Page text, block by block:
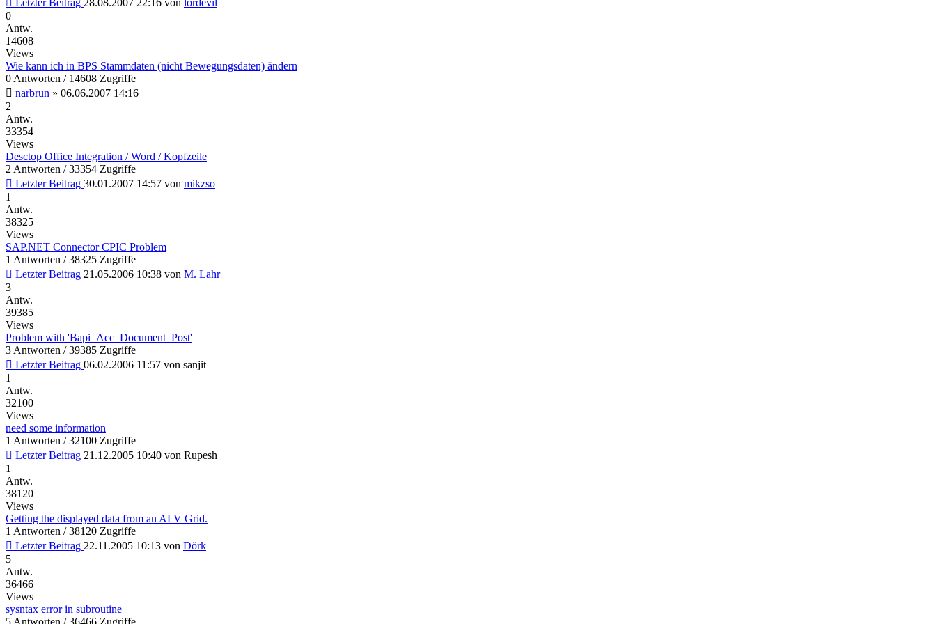
0
Antw.
14608
Views
Wie kann ich in BPS Stammdaten (nicht Bewegungsdaten) ändern
0 Antworten / 14608 Zugriffe
narbrun » 06.06.2007 14:16
2
Antw.
33354
Views
Desctop Office Integration / Word / Kopfzeile
2 Antworten / 33354 Zugriffe
Letzter Beitrag 30.01.2007 14:57 von mikzso
1
Antw.
38325
Views
SAP.NET Connector CPIC Problem
1 Antworten / 38325 Zugriffe
Letzter Beitrag 21.05.2006 10:38 von M. Lahr
3
Antw.
39385
Views
Problem with 'Bapi_Acc_Document_Post'
3 Antworten / 39385 Zugriffe
Letzter Beitrag 06.02.2006 11:57 von sanjit
1
Antw.
32100
Views
need some information
1 Antworten / 32100 Zugriffe
Letzter Beitrag 21.12.2005 10:40 von Rupesh
1
Antw.
38120
Views
Getting the displayed data from an ALV Grid.
1 Antworten / 38120 Zugriffe
Letzter Beitrag 22.11.2005 10:13 von Dörk
5
Antw.
36466
Views
sysntax error in subroutine
5 Antworten / 36466 Zugriffe